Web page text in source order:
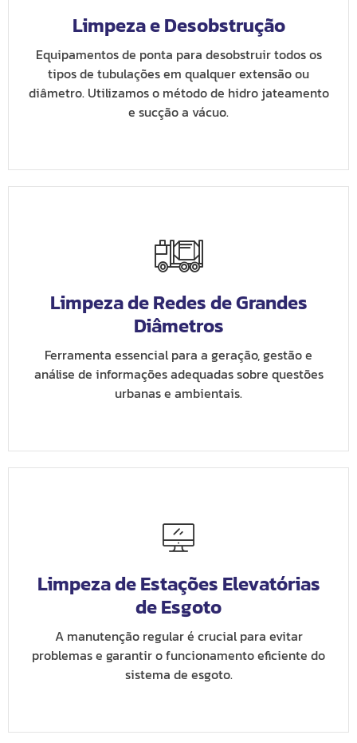
Limpeza e Desobstrução
Equipamentos de ponta para desobstruir todos os
tipos de tubulações em qualquer extensão ou
diâmetro. Utilizamos o método de hidro jateamento
e sucção a vácuo.
Limpeza de Redes de Grandes
Diâmetros
Ferramenta essencial para a geração, gestão e
análise de informações adequadas sobre questões
urbanas e ambientais.
Limpeza de Estações Elevatórias
de Esgoto
A manutenção regular é crucial para evitar
problemas e garantir o funcionamento eficiente do
sistema de esgoto.